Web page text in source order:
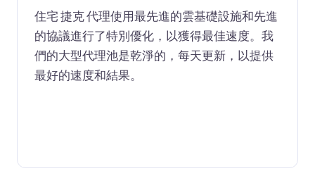
住宅 捷克 代理使用最先進的雲基礎設施和先進
的協議進行了特別優化，以獲得最佳速度。我
們的大型代理池是乾淨的，每天更新，以提供
最好的速度和結果。